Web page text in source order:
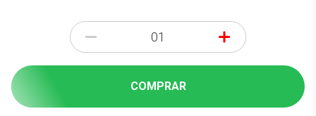
- +
COMPRAR